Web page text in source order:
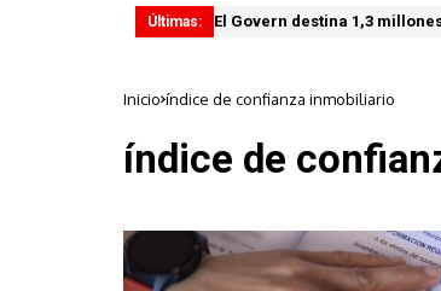
Últimas: El Govern destina 1,3
Inicio índice de confianza inmobiliario
índice de